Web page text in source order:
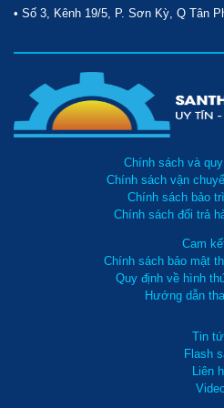
• Số 3, Kênh 19/5, P. Sơn Kỳ, Q Tân
Chính sách và
Chính sách vận
Chính sách bảo
Chính sách đổi trả
Cam
Chính sách bảo mật
Quy định về hình
Hướng dẫn
Tin
Flash
Liên